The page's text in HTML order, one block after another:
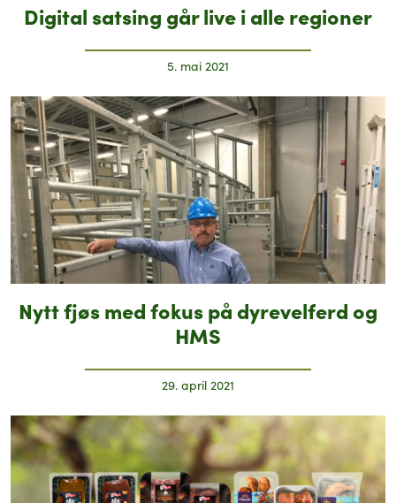
Digital satsing går live i alle regioner
5. mai 2021
Nytt fjøs med fokus på dyrevelferd og
HMS
29. april 2021